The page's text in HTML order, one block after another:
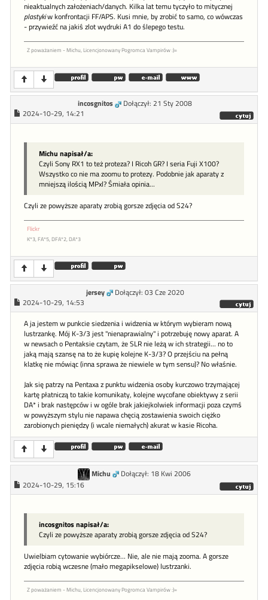
nieaktualnych założeniach/danych. Kilka lat temu tyczyło to mitycznej
plastykiw konfrontacji FF/APS. Kusi mnie, by zrobić to samo, co wówczas
- przywieźć na jakiś zlot wydruki A1 do ślepego testu.
Z poważaniem - Michu, Licencjonowany Pogromca Vampirów :)=
incosgnitos
Dołączył: 21 Sty 2008
2024-10-29, 14:21
Michu napisał/a:
Czyli Sony RX1 to też proteza? I Ricoh GR? I seria Fuji X100?
Wszystko co nie ma zoomu to protezy. Podobnie jak aparaty z
mniejszą ilością MPxl? Śmiała opinia...
Czyli ze powyższe aparaty zrobią gorsze zdjęcia od S24?
Flickr
K*3, FA*5, DFA*2, DA*3
jersey
Dołączył: 03 Cze 2020
2024-10-29, 14:53
A ja jestem w punkcie siedzenia i widzenia w którym wybieram nową
lustrzankę. Mój K-3/3 jest "nienaprawialny" i potrzebuję nowy aparat. A
w newsach o Pentaksie czytam, że SLR nie leżą w ich strategii... no to
jaką mają szansę na to że kupię kolejne K-3/3? O przejściu na pełną
klatkę nie mówiąc (inna sprawa że niewiele w tym sensu)? No właśnie.
Jak się patrzy na Pentaxa z punktu widzenia osoby kurczowo trzymającej
kartę płatniczą to takie komunikaty, kolejne wycofane obiektywy z serii
DA* i brak następców i w ogóle brak jakiejkolwiek informacji poza czymś
w powyższym stylu nie napawa chęcią zostawienia swoich ciężko
zarobionych pieniędzy (i wcale niemałych) akurat w kasie Ricoha.
Michu
Dołączył: 18 Kwi 2006
2024-10-29, 15:16
incosgnitos napisał/a:
Czyli ze powyższe aparaty zrobią gorsze zdjęcia od S24?
Uwielbiam cytowanie wybiórcze... Nie, ale nie mają zooma. A gorsze
zdjęcia robią wczesne (mało megapikselowe) lustrzanki.
Z poważaniem - Michu, Licencjonowany Pogromca Vampirów :)=